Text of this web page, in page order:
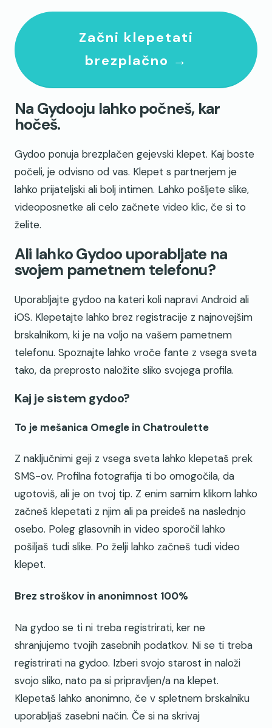
Začni klepetati
brezplačno →
Na Gydooju lahko počneš, kar
hočeš.
Gydoo ponuja brezplačen gejevski klepet. Kaj boste
počeli, je odvisno od vas. Klepet s partnerjem je
lahko prijateljski ali bolj intimen. Lahko pošljete slike,
videoposnetke ali celo začnete video klic, če si to
želite.
Ali lahko Gydoo uporabljate na
svojem pametnem telefonu?
Uporabljajte gydoo na kateri koli napravi Android ali
iOS. Klepetajte lahko brez registracije z najnovejšim
brskalnikom, ki je na voljo na vašem pametnem
telefonu. Spoznajte lahko vroče fante z vsega sveta
tako, da preprosto naložite sliko svojega profila.
Kaj je sistem gydoo?
To je mešanica Omegle in Chatroulette
Z naključnimi geji z vsega sveta lahko klepetaš prek
SMS-ov. Profilna fotografija ti bo omogočila, da
ugotoviš, ali je on tvoj tip. Z enim samim klikom lahko
začneš klepetati z njim ali pa preideš na naslednjo
osebo. Poleg glasovnih in video sporočil lahko
pošiljaš tudi slike. Po želji lahko začneš tudi video
klepet.
Brez stroškov in anonimnost 100%
Na gydoo se ti ni treba registrirati, ker ne
shranjujemo tvojih zasebnih podatkov. Ni se ti treba
registrirati na gydoo. Izberi svojo starost in naloži
svojo sliko, nato pa si pripravljen/a na klepet.
Klepetaš lahko anonimno, če v spletnem brskalniku
uporabljaš zasebni način. Če si na skrivaj